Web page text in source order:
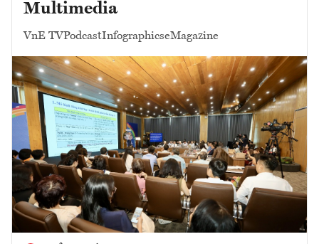
Multimedia
VnE TVPodcastInfographicseMagazine